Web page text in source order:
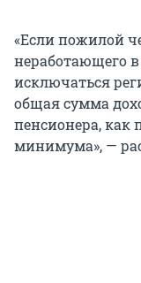
«Если пожилой
неработающего
исключаться
общая сумма
пенсионера,
минимума», —